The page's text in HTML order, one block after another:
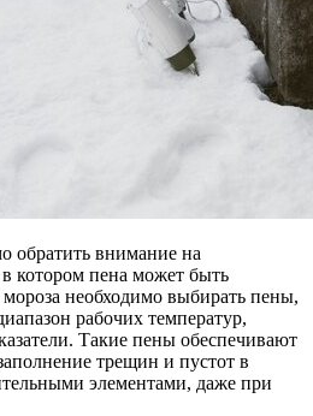
обратить внимание на
котором пена может быть
необходимо выбирать пены,
рабочих температур,
Такие пены обеспечивают
трещин и пустот в
элементами, даже при